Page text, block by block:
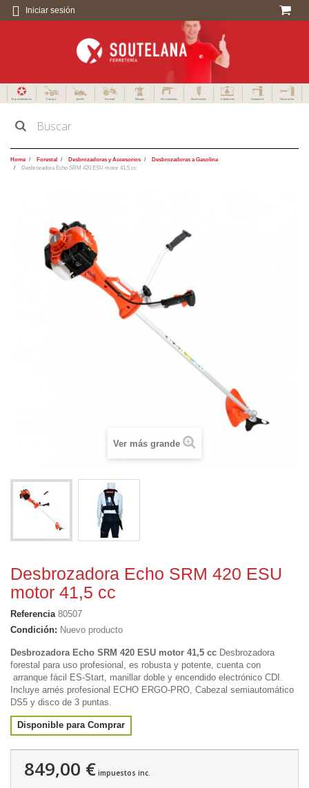
Iniciar sesión
Especialistas en Campo Jardín Forestal Menaje Herramientas Electricidad Calefacción Fontanería Decoración
Home Forestal Desbrozadoras y Accesorios
Desbrozadoras a Gasolina
Desbrozadora Echo SRM 420 ESU motor 41,5 cc
Ver más grande
Desbrozadora Echo SRM 420 ESU
motor 41,5 cc
Referencia 80507
Condición: Nuevo producto
Desbrozadora Echo SRM 420 ESU motor 41,5 cc Desbrozadora
forestal para uso profesional, es robusta y potente, cuenta con
arranque fácil ES-Start, manillar doble y encendido electrónico CDI.
Incluye arnés profesional ECHO ERGO-PRO, Cabezal semiautomático
DS5 y disco de 3 puntas.
Disponible para Comprar
849,00 € impuestos inc.